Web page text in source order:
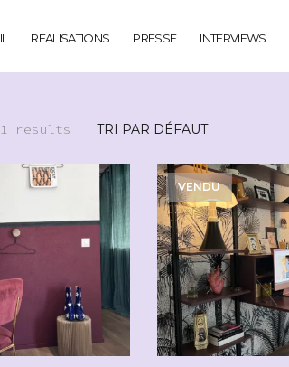
REALISATIONS PRESSE INTERVIEWS
results
VENDU